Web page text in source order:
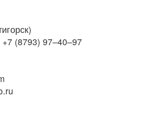
(8793) 97–40–97